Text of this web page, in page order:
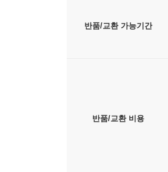
반품/교환 가능기간
반품/교환 비용